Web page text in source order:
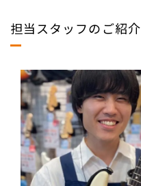
担当スタッフのご紹介